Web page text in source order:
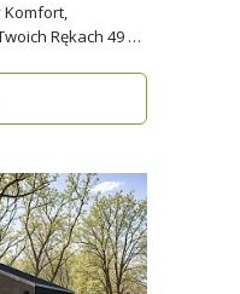
Komfort,
Rękach 49 m²